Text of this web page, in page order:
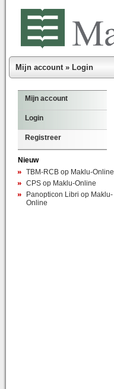
Mijn account» Login
Mijn account
Login
Registreer
Nieuw
TBM-RCB op Maklu-Online
CPS op Maklu-Online
Panopticon Libri op Maklu-
Online